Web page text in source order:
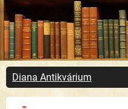
Diana Antikvárium